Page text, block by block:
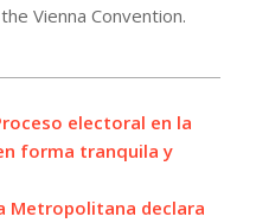
Vienna Convention.
electoral en la
forma tranquila y
Metropolitana declara